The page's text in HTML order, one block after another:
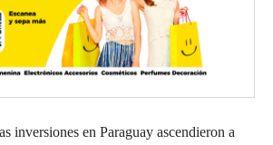
inversiones en Paraguay ascendieron a